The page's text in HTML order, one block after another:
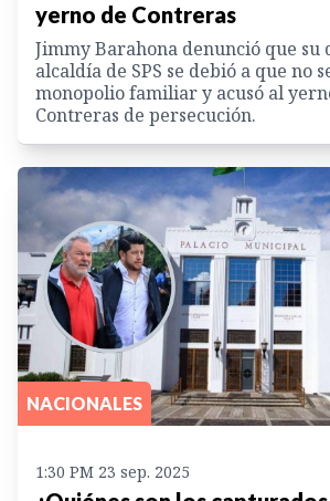
yerno de Contreras
Jimmy Barahona denunció que su
alcaldía de SPS se debió a que no
monopolio familiar y acusó al
Contreras de persecución.
NACIONALES
1:30 PM 23 sep. 2025